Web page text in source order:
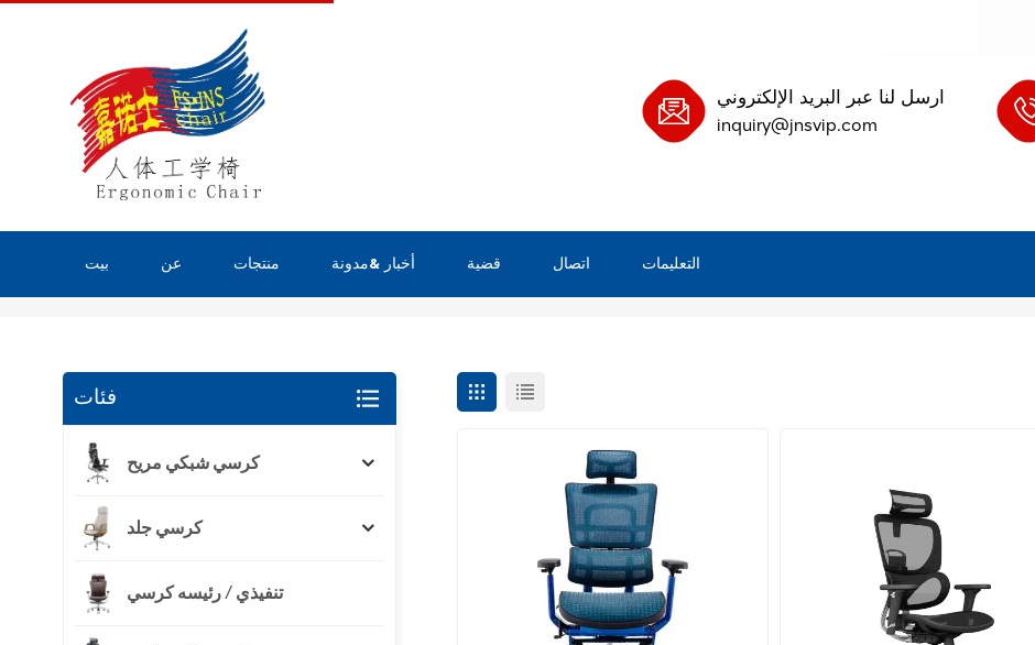
ارسل لنا عبر البريد الإلكتروني
inquiry@jnsvip.com
بيت عن منتجات أخبار &مدونة قضية اتصال التعليمات
يبحث
فئات
كرسي شبكي مريح
كرسي جلد
تنفيذي / رئيسه كرسي